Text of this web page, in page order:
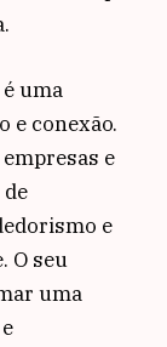
uma
e conexão.
e
e
O seu
uma